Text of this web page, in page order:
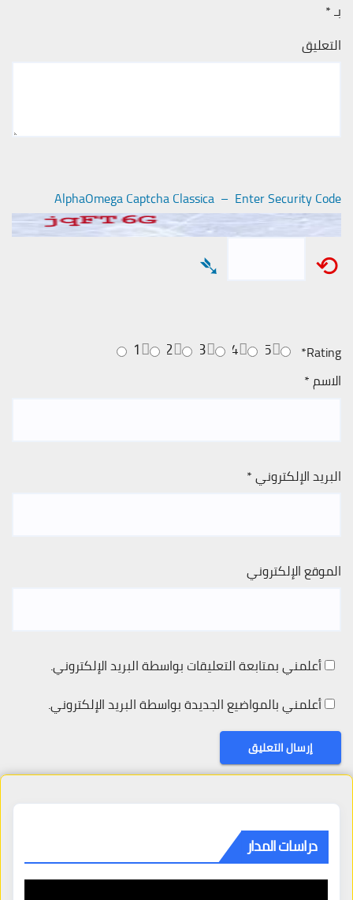
بـ*
التعليق
AlphaOmega Captcha Classica – Enter Security Code
⟲
➴
Rating
*
5
4
3
2
1
الاسم*
البريد الإلكتروني*
الموقع الإلكتروني
أعلمني بمتابعة التعليقات بواسطة البريد الإلكتروني.
أعلمني بالمواضيع الجديدة بواسطة البريد الإلكتروني.
دراسات المدار